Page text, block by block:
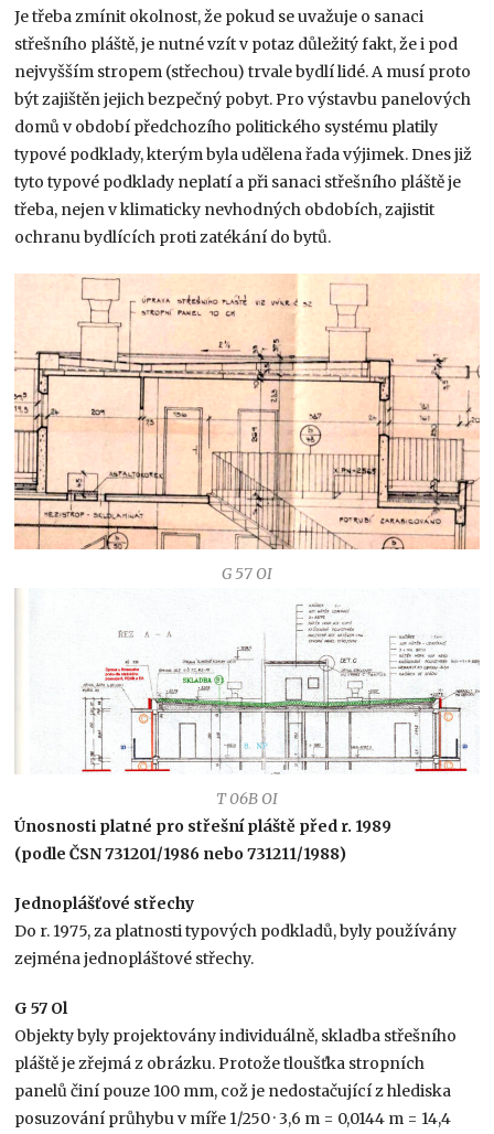
Je třeba zmínit okolnost, že pokud se uvažuje o sanaci
střešního pláště, je nutné vzít v potaz důležitý fakt, že i pod
nejvyšším stropem (střechou) trvale bydlí lidé. A musí proto
být zajištěn jejich bezpečný pobyt. Pro výstavbu panelových
domů v období předchozího politického systému platily
typové podklady, kterým byla udělena řada výjimek. Dnes již
tyto typové podklady neplatí a při sanaci střešního pláště je
třeba, nejen v klimaticky nevhodných obdobích, zajistit
ochranu bydlících proti zatékání do bytů.
G 57 OI
T 06B OI
Únosnosti platné pro střešní pláště před r. 1989
(podle ČSN 731201/1986 nebo 731211/1988)
Jednoplášťové střechy
Do r. 1975, za platnosti typových podkladů, byly používány
zejména jednopláštové střechy.
G 57 Ol
Objekty byly projektovány individuálně, skladba střešního
pláště je zřejmá z obrázku. Protože tloušťka stropních
panelů činí pouze 100 mm, což je nedostačující z hlediska
posuzování průhybu v míře 1/250 · 3,6 m = 0,0144 m = 14,4